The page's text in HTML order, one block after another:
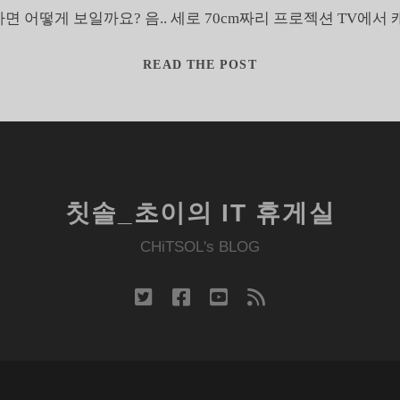
어떻게 보일까요? 음.. 세로 70cm짜리 프로젝션 TV에서
READ THE POST극
한
다?
칫솔_초이의 IT 휴게실
CHiTSOL's BLOG
twitter facebook
youtube
rss